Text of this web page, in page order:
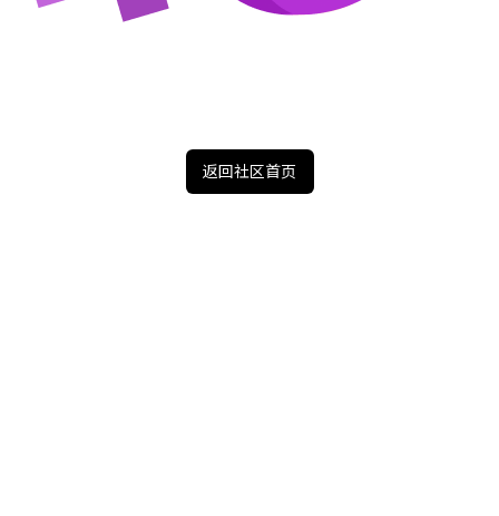
返回社区首页